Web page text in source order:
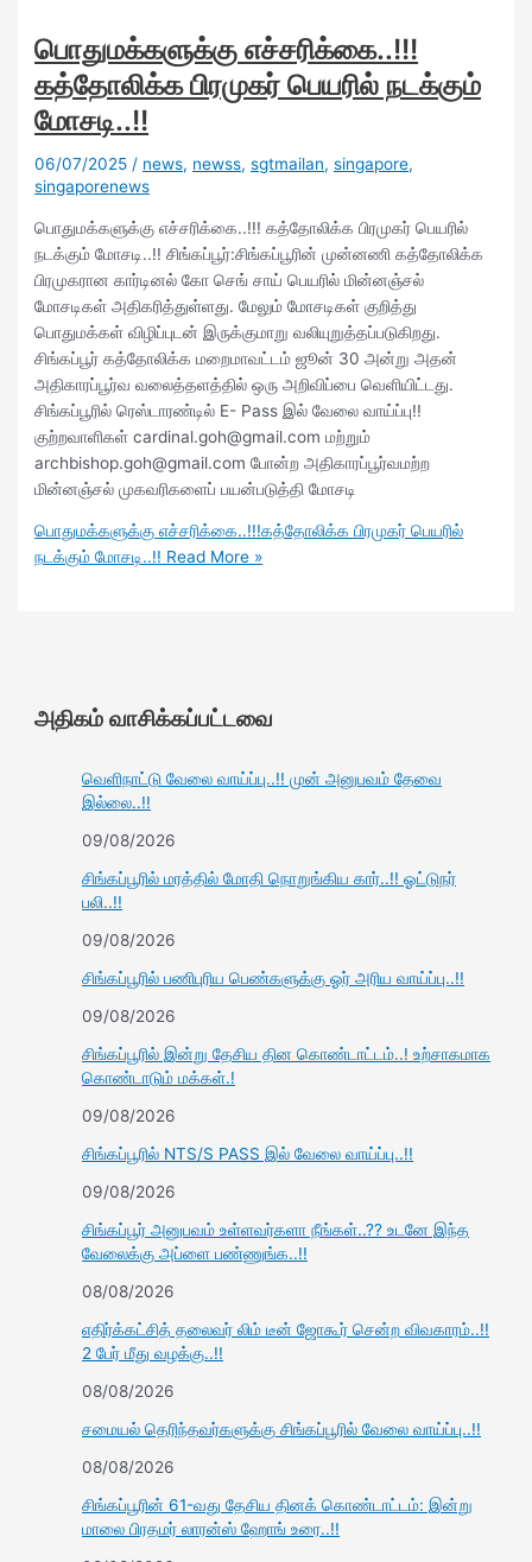
பொதுமக்களுக்கு எச்சரிக்கை..!!!
கத்தோலிக்க பிரமுகர் பெயரில் நடக்கும்
மோசடி..!!
06/07/2025 / news, newss,sgtmailan,singapore,
singaporenews
பொதுமக்களுக்கு எச்சரிக்கை..!!! கத்தோலிக்க பிரமுகர் பெயரில்
நடக்கும் மோசடி..!! சிங்கப்பூர்:சிங்கப்பூரின் முன்னணி கத்தோலிக்க
பிரமுகரான கார்டினல் கோ செங் சாய் பெயரில் மின்னஞ்சல்
மோசடிகள் அதிகரித்துள்ளது. மேலும் மோசடிகள் குறித்து
பொதுமக்கள் விழிப்புடன் இருக்குமாறு வலியுறுத்தப்படுகிறது.
சிங்கப்பூர் கத்தோலிக்க மறைமாவட்டம் ஜூன் 30 அன்று அதன்
அதிகாரப்பூர்வ வலைத்தளத்தில் ஒரு அறிவிப்பை வெளியிட்டது.
சிங்கப்பூரில் ரெஸ்டாரண்டில் E- Pass இல் வேலை வாய்ப்பு!!
குற்றவாளிகள் cardinal.goh@gmail.com மற்றும்
archbishop.goh@gmail.com போன்ற அதிகாரப்பூர்வமற்ற
மின்னஞ்சல் முகவரிகளைப் பயன்படுத்தி மோசடி
பொதுமக்களுக்கு எச்சரிக்கை..!!!கத்தோலிக்க பிரமுகர் பெயரில்
நடக்கும் மோசடி..!! Read More »
அதிகம் வாசிக்கப்பட்டவை
வெளிநாட்டு வேலை வாய்ப்பு..!! முன் அனுபவம் தேவை
இல்லை..!!
09/08/2026
சிங்கப்பூரில் மரத்தில் மோதி நொறுங்கிய கார்..!! ஓட்டுநர்
பலி..!!
09/08/2026
சிங்கப்பூரில் பணிபுரிய பெண்களுக்கு ஓர் அரிய வாய்ப்பு..!!
09/08/2026
சிங்கப்பூரில் இன்று தேசிய தின கொண்டாட்டம்..! உற்சாகமாக
கொண்டாடும் மக்கள்.!
09/08/2026
சிங்கப்பூரில் NTS/S PASS இல் வேலை வாய்ப்பு..!!
09/08/2026
சிங்கப்பூர் அனுபவம் உள்ளவர்களா நீங்கள்..?? உடனே இந்த
வேலைக்கு அப்ளை பண்ணுங்க..!!
08/08/2026
எதிர்க்கட்சித் தலைவர் லிம் டீன் ஜோகூர் சென்ற விவகாரம்..!!
2 பேர் மீது வழக்கு..!!
08/08/2026
சமையல் தெரிந்தவர்களுக்கு சிங்கப்பூரில் வேலை வாய்ப்பு..!!
08/08/2026
சிங்கப்பூரின் 61-வது தேசிய தினக் கொண்டாட்டம்: இன்று
மாலை பிரதமர் லாரன்ஸ் ஹோங் உரை..!!